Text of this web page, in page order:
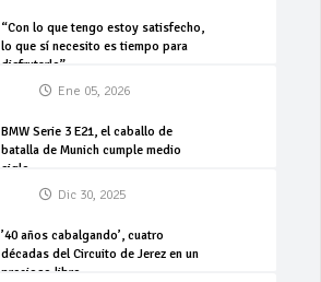
“Con lo que tengo estoy satisfecho,
lo que sí necesito es tiempo para
disfrutarlo”
Ene 05, 2026
BMW Serie 3 E21, el caballo de
batalla de Munich cumple medio
siglo
Dic 30, 2025
’40 años cabalgando’, cuatro
décadas del Circuito de Jerez en un
precioso libro